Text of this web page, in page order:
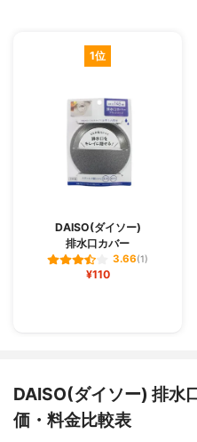
1位
DAISO(ダイソー)
排水口カバー
3.66(1)
¥110
DAISO(ダイソー) 排水
価・料金比較表